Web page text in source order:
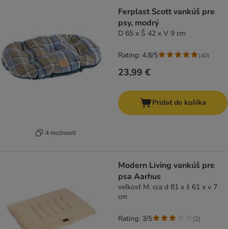
4 možností
Ferplast Scott vankúš pre
psy, modrý
D 65 x Š 42 x V 9 cm
23,99 €
Rating: 4.8/5 (40)
Pridať do košíka
Modern Living vankúš pre
psa Aarhus
veľkosť M: cca d 81 x š 61 x v 7
cm
Rating: 3/5 (2)